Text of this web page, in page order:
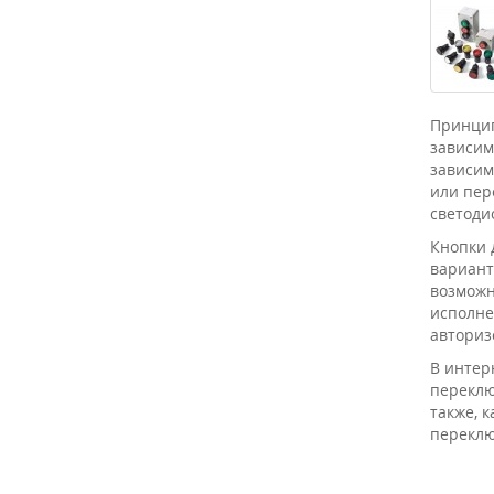
или
Кнопки
В
также,